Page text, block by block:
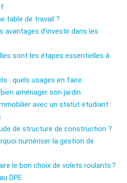
table de travail ?
avantages d’investir dans les
sont les étapes essentielles à
: quels usages en faire
aménager son jardin
avec un statut etudiant :
de structure de construction ?
numériser la gestion de
le bon choix de volets roulants ?
DPE